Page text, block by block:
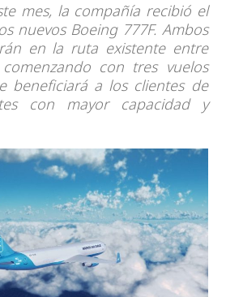
mes, la compañía recibió el
nuevos Boeing 777F. Ambos
en la ruta existente entre
con tres vuelos
beneficiará a los clientes de
con mayor capacidad y